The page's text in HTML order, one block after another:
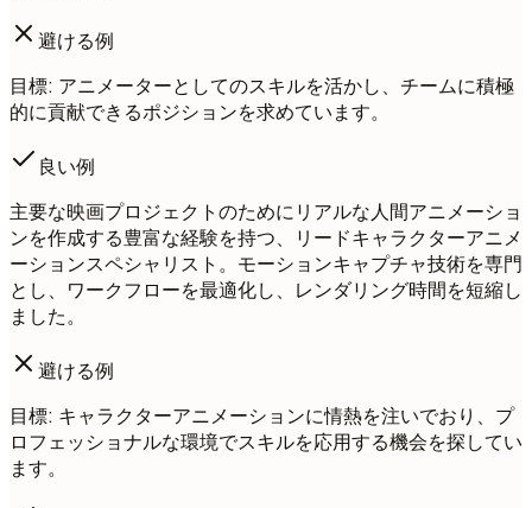
避ける例
目標: アニメーターとしてのスキルを活かし、チームに積極
的に貢献できるポジションを求めています。
良い例
主要な映画プロジェクトのためにリアルな人間アニメーショ
ンを作成する豊富な経験を持つ、リードキャラクターアニメ
ーションスペシャリスト。モーションキャプチャ技術を専門
とし、ワークフローを最適化し、レンダリング時間を短縮し
ました。
避ける例
目標: キャラクターアニメーションに情熱を注いでおり、プ
ロフェッショナルな環境でスキルを応用する機会を探してい
ます。